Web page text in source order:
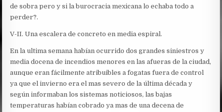
de sobra pero y si la burocracia mexicana lo echaba todo a
perder?.
V-II. Una escalera de concreto en media espiral.
En la ultima semana habían ocurrido dos grandes siniestros y
media docena de incendios menores en las afueras de la ciudad,
aunque eran fácilmente atribuibles a fogatas fuera de control
ya que el invierno era el mas severo de la última década y
según informaban los sistemas noticiosos, las bajas
temperaturas habían cobrado ya mas de una decena de